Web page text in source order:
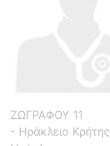
ΖΩΓΡΑΦΟΥ 11
- Ηράκλειο Κρήτης